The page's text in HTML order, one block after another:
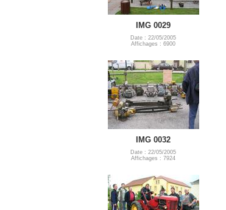
IMG 0029
Date : 22/05/2005
Affichages : 6900
IMG 0032
Date : 22/05/2005
Affichages : 7924